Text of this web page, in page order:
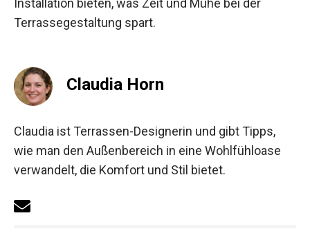
Installation bieten, was Zeit und Mühe bei der
Terrassegestaltung spart.
Claudia Horn
Claudia ist Terrassen-Designerin und gibt Tipps,
wie man den Außenbereich in eine Wohlfühloase
verwandelt, die Komfort und Stil bietet.